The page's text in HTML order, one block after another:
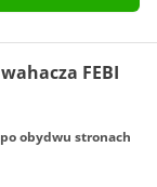
FEBI
obydwu stronach